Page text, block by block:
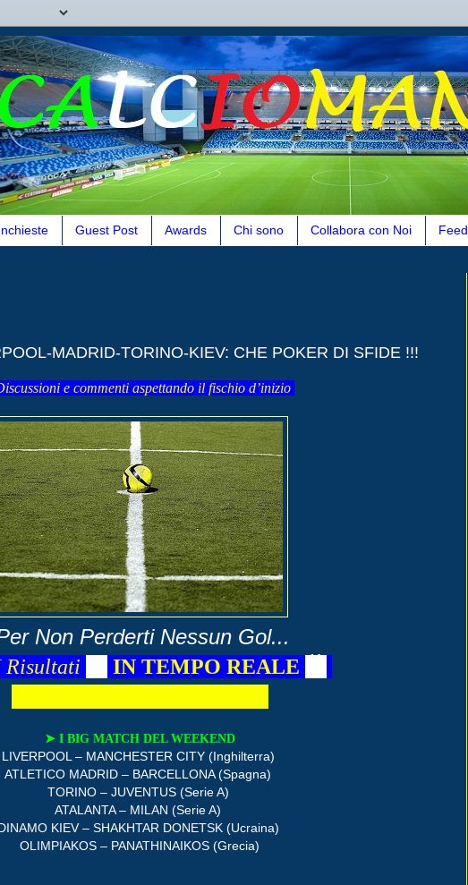
Guest Post Awards Chi sono Collabora con Noi Feed
MADRID-TORINO-KIEV: CHE POKER DI SFIDE !!!
e commenti aspettando il fischio d’inizio
Non Perderti Nessun Gol...
Risultati IN TEMPO REALE
➤ I BIG MATCH DEL WEEKEND
LIVERPOOL – MANCHESTER CITY (Inghilterra)
ATLETICO MADRID – BARCELLONA (Spagna)
TORINO – JUVENTUS (Serie A)
ATALANTA – MILAN (Serie A)
KIEV – SHAKHTAR DONETSK (Ucraina)
OLIMPIAKOS – PANATHINAIKOS (Grecia)